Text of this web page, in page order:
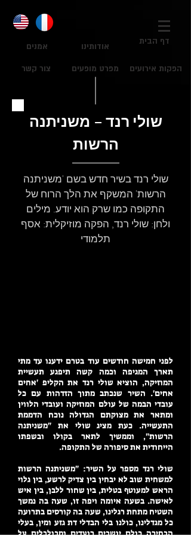
אמנים
צור קשר
דף הבית אודותינו
הפקות אירועים מפרט מופעים
שולי רנד – משניתנה
הרשות
שולי רנד בשיר חדש בשם 'משניתנה
הרשות' המשקף את הלך הרוח של
התקופה כמו שרק הוא יודע. מילים
ולחן: שולי רנד, הפקה מוזיקלית: אסף
תלמודי
לפני חמישה חודשים עוד בטרם ידענו עד מתי
תארך המגיפה וכמה קשה תיפגע תעשיית
המוזיקה, הוציא שולי רנד את הקליפ 'אחים
אחים'. השיר שנכתב מתוך הזדהות עם כל
עובדי הבמה של עולם המוזיקה ועובדי הלווין
ומתאר את מצוקתם הגדולה נוכח הדממת
התעשייה. כעת מציג שולי את "משניתנה
הרשות", וממשיך לתאר בקולו ובשפתו
הייחודית את סיפורה של התקופה.
שולי רנד מספר על השיר: "משניתנה הרשות
למשחית שוב לא יבחין בין צדיק לרשע, בין גלוי
הראש למעוטף בטלית, בין שחור ללבן, בין איש
לאישה. בשעה איומה ויפה זו, שעה בה נמשך
השטיח מתחת רגלינו, שעה בה קורסים בתרועה
כל מגדלינו, כולנו בלי הבדלי דת גזע ומין, בעלי
הבחירה כולם יושבים רועדים ומבולבלים על